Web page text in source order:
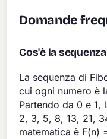
Domande
Cos'è la
La sequenza di
cui ogni numero è
Partendo da 0 e 1,
2, 3, 5, 8, 13, 21,
matematica è F(n)